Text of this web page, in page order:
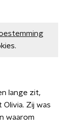
lange zit,
Zij was
waarom